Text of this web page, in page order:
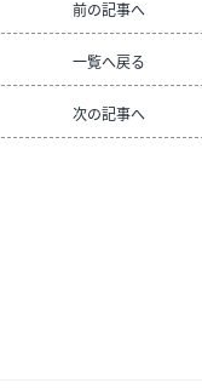
前の記事へ
一覧へ戻る
次の記事へ